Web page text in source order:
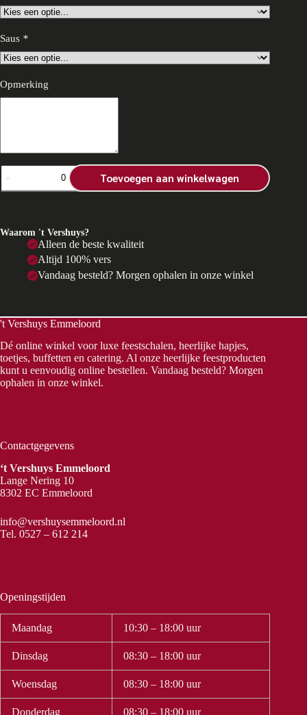
Saus *
Opmerking
Broodje
kippeling
aantal
Toevoegen aan winkelwagen
Waarom 't Vershuys?
Alleen de beste kwaliteit
Altijd 100% vers
Vandaag besteld? Morgen ophalen in onze winkel
't Vershuys Emmeloord
Dé online winkel voor luxe feestschalen, heerlijke hapjes,
toetjes, buffetten en catering. Al onze heerlijke feestproducten
kunt u eenvoudig online bestellen. Vandaag besteld? Morgen
ophalen in onze winkel.
Contactgegevens
‘t Vershuys Emmeloord
Lange Nering 10
8302 EC Emmeloord
info@vershuysemmeloord.nl
Tel. 0527 – 612 214
Openingstijden
Maandag 10:30 – 18:00 uur
Dinsdag 08:30 – 18:00 uur
Woensdag 08:30 – 18:00 uur
Donderdag 08:30 – 18:00 uur